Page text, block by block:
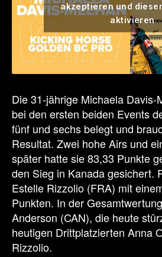
akzeptieren und
aktivieren
Die 31-jährige Michaela Davis-
bei den ersten beiden Events
fünf und sechs belegt und
Resultat. Zwei hohe Airs und
später hatte sie 83,33 Punkte
den Sieg in Kanada gesichert.
Estelle Rizzolio (FRA) mit
Punkten. In der
Anderson (CAN), die heute
heutigen Drittplatzierten Anna
Rizzolio.